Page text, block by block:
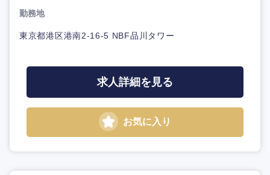
勤務地
東京都港区港南2-16-5 NBF品川タワー
求人詳細を見る
お気に入り